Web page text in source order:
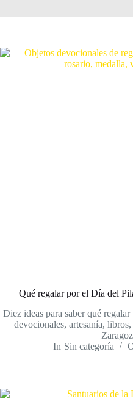
Qué regalar por el Día del
Diez ideas para saber qué
devocionales, artesanía,
In Sin categoría